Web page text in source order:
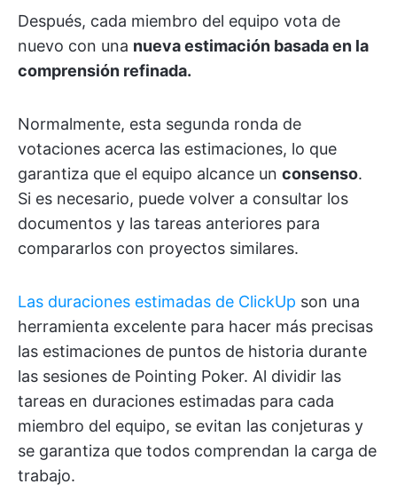
Después, cada miembro del equipo vota de
nuevo con una nueva estimación basada en la
comprensión refinada.
Normalmente, esta segunda ronda de
votaciones acerca las estimaciones, lo que
garantiza que el equipo alcance un consenso.
Si es necesario, puede volver a consultar los
documentos y las tareas anteriores para
compararlos con proyectos similares.
Las duraciones estimadas de ClickUp son una
herramienta excelente para hacer más precisas
las estimaciones de puntos de historia durante
las sesiones de Pointing Poker. Al dividir las
tareas en duraciones estimadas para cada
miembro del equipo, se evitan las conjeturas y
se garantiza que todos comprendan la carga de
trabajo.